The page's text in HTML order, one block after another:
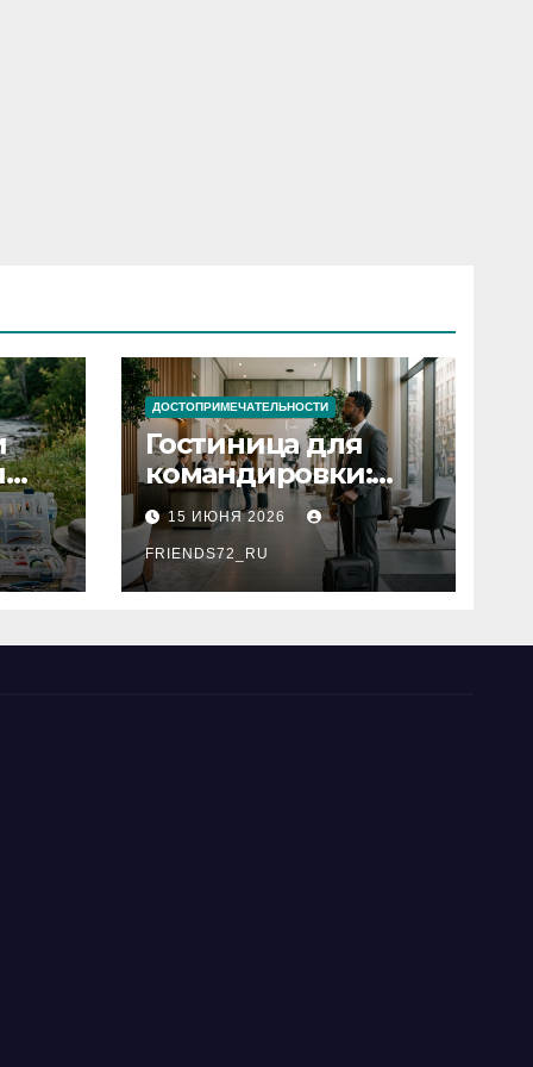
ДОСТОПРИМЕЧАТЕЛЬНОСТИ
Гостиница для
командировки:
основные
критерии выбора
15 ИЮНЯ 2026
FRIENDS72_RU